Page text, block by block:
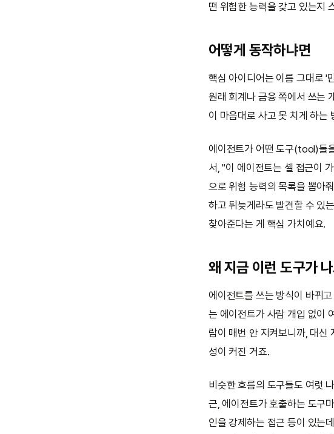
떤 위험한 능력을 갖고 있는지
어떻게 동작하냐면
핵심 아이디어는 이름 그대로
원래 회계나 금융 쪽에서 쓰는
이 마음대로 사고 못 치게 하는
에이전트가 어떤 도구(tool)들
서, "이 에이전트는 셸 접근이
으로 위험 능력의 목록을 뽑아
하고 뒤늦게라도 발견할 수 있
찾아준다는 게 핵심 가치예요.
왜 지금 이런 도구가
에이전트를 쓰는 방식이 바뀌
는 에이전트가 사람 개입 없이
람이 매번 안 지켜보니까, 대신
성이 커진 거죠.
비슷한 흐름의 도구들도 여럿
근, 에이전트가 호출하는 도구
인을 강제하는 접근 등이 있는